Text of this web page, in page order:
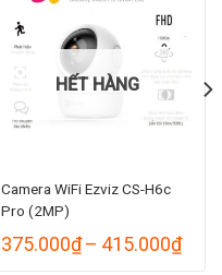
HẾT HÀNG
Camera WiFi Ezviz CS-H6c
Pro (2MP)
375.000₫ – 415.000₫
giá: